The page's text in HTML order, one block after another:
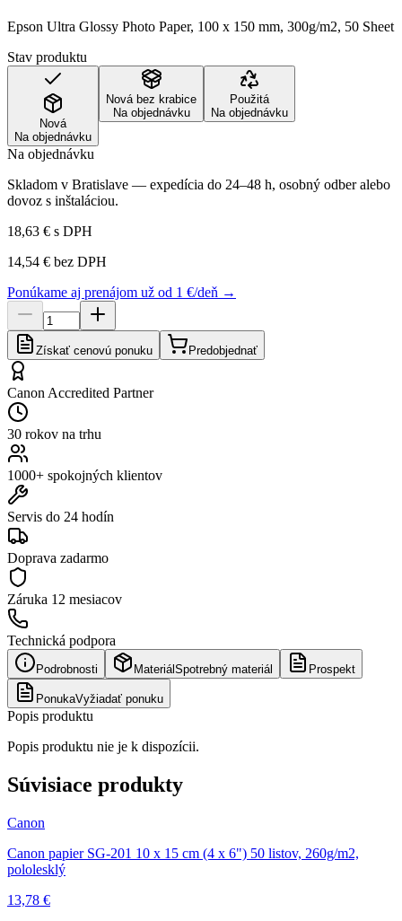
Epson Ultra Glossy Photo Paper, 100 x 150 mm, 300g/m2, 50 Sheet
Stav produktu
Nová
Na objednávku
Nová bez krabice
Na objednávku
Použitá
Na objednávku
Na objednávku
Skladom v Bratislave — expedícia do 24–48 h, osobný odber alebo
dovoz s inštaláciou.
18,63 € s DPH
14,54 € bez DPH
Ponúkame aj prenájom už od 1 €/deň →
Získať cenovú ponuku Predobjednať
Canon Accredited Partner
30 rokov na trhu
1000+ spokojných klientov
Servis do 24 hodín
Doprava zadarmo
Záruka 12 mesiacov
Technická podpora
Podrobnosti Materiál Spotrebný materiál Prospekt
PonukaVyžiadať ponuku
Popis produktu
Popis produktu nie je k dispozícii.
Súvisiace produkty
Canon
Canon papier SG-201 10 x 15 cm (4 x 6") 50 listov, 260g/m2,
pololesklý
13,78 €